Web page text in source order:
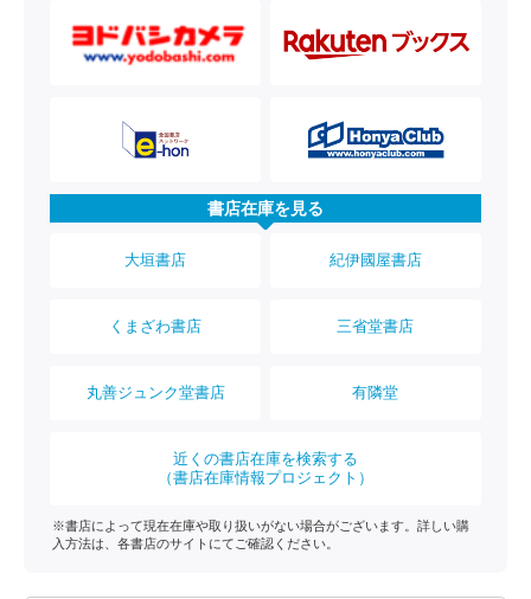
書店在庫を見る
大垣書店 紀伊國屋書店
くまざわ書店 三省堂書店
丸善ジュンク堂書店 有隣堂
近くの書店在庫を検索する
（書店在庫情報プロジェクト）
※書店によって現在在庫や取り扱いがない場合がございます。詳しい購
入方法は、各書店のサイトにてご確認ください。